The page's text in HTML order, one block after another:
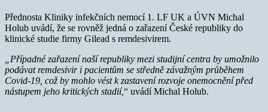
Přednosta Kliniky infekčních nemocí 1. LF UK a ÚVN Michal
Holub uvádí, že se rovněž jedná o zařazení České republiky do
klinické studie firmy Gilead s remdesivirem.
„Případné zařazení naší republiky mezi studijní centra by umožnilo
podávat remdesivir i pacientům se středně závažným průběhem
Covid-19, což by mohlo vést k zastavení rozvoje onemocnění před
nástupem jeho kritických stadií,“ uvádí Michal Holub.